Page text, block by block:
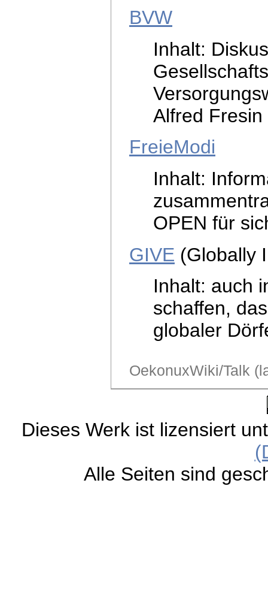
BVW
Inhalt:
Alfred Fresin
FreieModi
Inhalt:
OPEN für
GIVE (Globally
Inhalt: auch
schaffen,
globaler
OekonuxWiki/Talk
Dieses Werk ist lizensiert
Alle Seiten sind